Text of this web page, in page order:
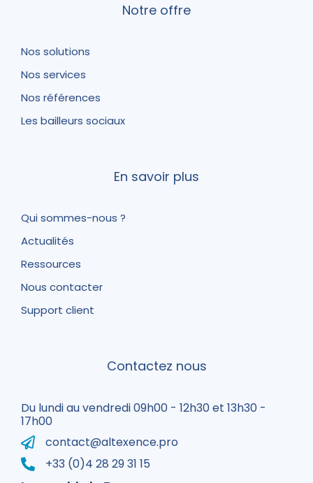
Notre offre
Nos solutions
Nos services
Nos références
Les bailleurs sociaux
En savoir plus
Qui sommes-nous ?
Actualités
Ressources
Nous contacter
Support client
Contactez nous
Du lundi au vendredi 09h00 - 12h30 et 13h30 -
17h00
contact@altexence.pro
+33 (0)4 28 29 31 15